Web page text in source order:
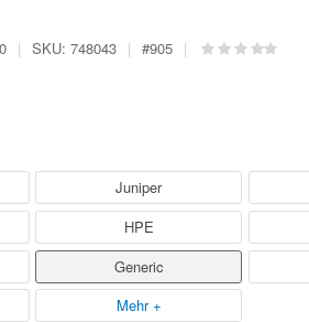
| SKU: 748043 | #905 |
Juniper
HPE
Generic
Mehr +